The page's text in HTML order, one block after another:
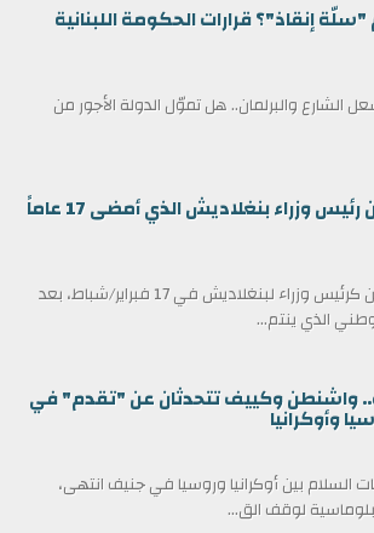
إنقاذ"؟ قرارات الحكومة اللبنانية
الشارع والبرلمان.. هل تموّل الدولة الأجور من
من هو طارق رحمن رئيس وزراء بنغلاديش الذي أمضى 17 عاماً
أدى طارق رحمن اليمين كرئيس وزراء لبنغلاديش في 17 فبراير/شباط، بعد
الذي ينتم...
واشنطن وكييف تتحدثان عن "تقدم" في
وأوكرانيا
السلام بين أوكرانيا وروسيا في جنيف انتهى،
لوقف الق...